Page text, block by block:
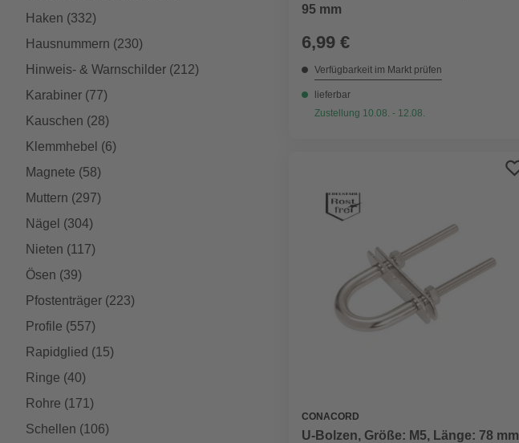
Haken (332)
Hausnummern (230)
Hinweis- & Warnschilder (212)
Karabiner (77)
Kauschen (28)
Klemmhebel (6)
Magnete (58)
Muttern (297)
Nägel (304)
Nieten (117)
Ösen (39)
Pfostenträger (223)
Profile (557)
Rapidglied (15)
Ringe (40)
Rohre (171)
Schellen (106)
95 mm
6,99 €
Verfügbarkeit im Markt prüfen
lieferbar
Zustellung 10.08. - 12.08.
CONACORD
U-Bolzen, Größe: M5, Länge: 78 mm